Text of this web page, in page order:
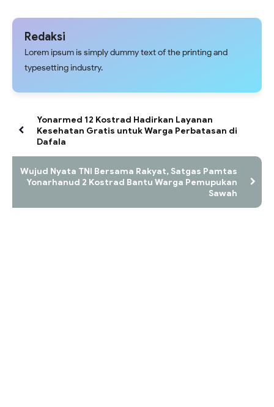
Redaksi
Lorem ipsum is simply dummy text of the printing and
typesetting industry.
Yonarmed 12 Kostrad Hadirkan Layanan
Kesehatan Gratis untuk Warga Perbatasan di
Dafala
Wujud Nyata TNI Bersama Rakyat, Satgas Pamtas
Yonarhanud 2 Kostrad Bantu Warga Pemupukan
Sawah